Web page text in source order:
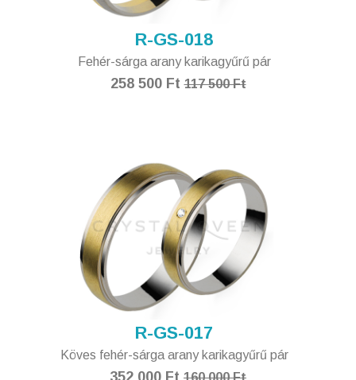
R-GS-018
Fehér-sárga arany karikagyűrű pár
258 500 Ft117 500 Ft
R-GS-017
Köves fehér-sárga arany karikagyűrű pár
352 000 Ft 160 000 Ft